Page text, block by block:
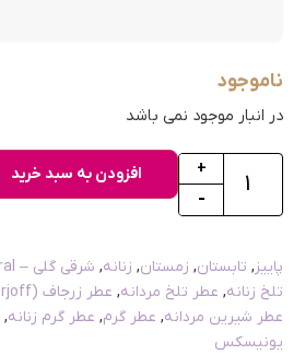
ناموجود
در انبار موجود نمی باشد
-
+ افزودن به سبد خرید
پاییز, تابستان, زمستان, زنانه, شرقی گلی – Amber Floral
تلخ زنانه, عطر تلخ مردانه, عطر زرجاف (Xerjoff)
عطر شیرین مردانه, عطر گرم, عطر گرم زنانه,
یونیسکس